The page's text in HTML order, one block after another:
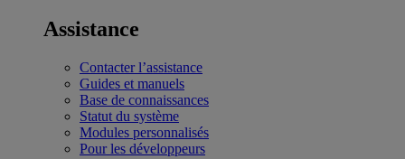
Assistance
Contacter l’assistance
Guides et manuels
Base de connaissances
Statut du système
Modules personnalisés
Pour les développeurs